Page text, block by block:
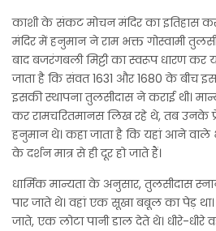
काशी के संकट मोचन मंदिर का इतिहास
मंदिर में हनुमान ने राम भक्त गोस्वामी
बाद बजरंगबली मिट्टी का स्वरूप धारण कर
जाता है कि संवत 1631 और 1680 के बीच
इसकी स्थापना तुलसीदास ने कराई थी।
कर रामचरितमानस लिख रहे थे, तब उनके
हनुमान थे। कहा जाता है कि यहां आने
के दर्शन मात्र से ही दूर हो जाते हैं।
धार्मिक मान्यता के अनुसार, तुलसीदास
पार जाते थे। वहां एक सूखा बबूल का पेड़
जाते, एक लोटा पानी डाल देते थे। धीरे-धीरे